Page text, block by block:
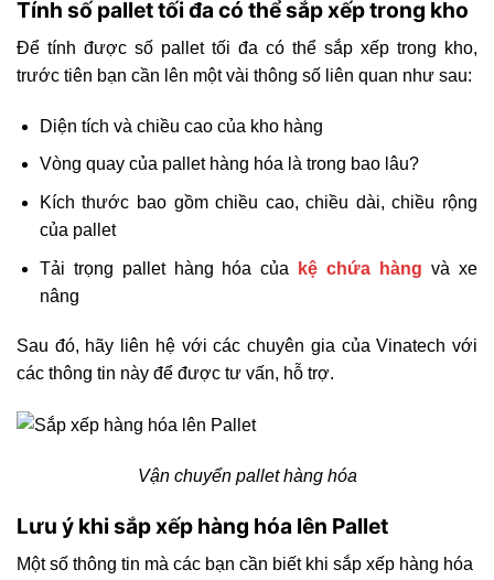
Tính số pallet tối đa có thể sắp xếp trong kho
Để tính được số pallet tối đa có thể sắp xếp trong kho,
trước tiên bạn cần lên một vài thông số liên quan như sau:
Diện tích và chiều cao của kho hàng
Vòng quay của pallet hàng hóa là trong bao lâu?
Kích thước bao gồm chiều cao, chiều dài, chiều rộng
của pallet
Tải trọng pallet hàng hóa của kệ chứa hàng và xe
nâng
Sau đó, hãy liên hệ với các chuyên gia của Vinatech với
các thông tin này để được tư vấn, hỗ trợ.
Vận chuyển pallet hàng hóa
Lưu ý khi sắp xếp hàng hóa lên Pallet
Một số thông tin mà các bạn cần biết khi sắp xếp hàng hóa